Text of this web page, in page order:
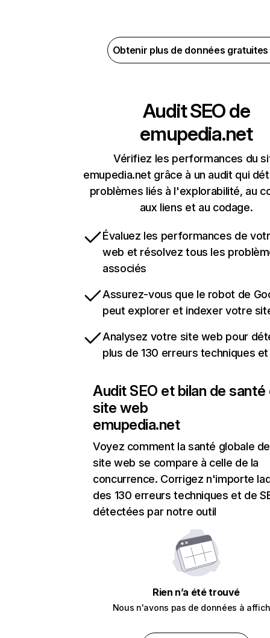
Obtenir plus de données
Audit SEO de
emupedia.net
Vérifiez les performances du
emupedia.net grâce à un audit qui
problèmes liés à l'explorabilité, au
aux liens et au codage.
Évaluez les performances de
web et résolvez tous les
associés
Assurez-vous que le robot de
peut explorer et indexer votre
Analysez votre site web pour
plus de 130 erreurs techniques et
Audit SEO et bilan de santé
site web
emupedia.net
Voyez comment la santé globale
site web se compare à celle de la
concurrence. Corrigez n'importe
des 130 erreurs techniques et de
détectées par notre outil
Rien n’a été trouvé
Nous n'avons pas de données à